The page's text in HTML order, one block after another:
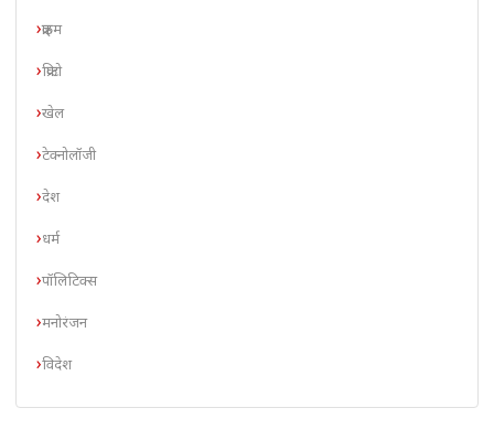
क्राइम
क्रिप्टो
खेल
टेक्नोलॉजी
देश
धर्म
पॉलिटिक्स
मनोरंजन
विदेश